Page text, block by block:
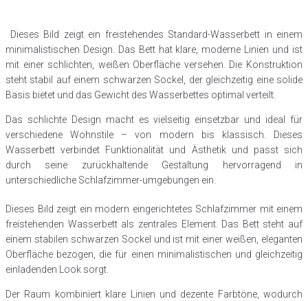
Dieses Bild zeigt ein freistehendes Standard-Wasserbett in einem
minimalistischen Design. Das Bett hat klare, moderne Linien und ist
mit einer schlichten, weißen Oberfläche versehen. Die Konstruktion
steht stabil auf einem schwarzen Sockel, der gleichzeitig eine solide
Basis bietet und das Gewicht des Wasserbettes optimal verteilt.
Das schlichte Design macht es vielseitig einsetzbar und ideal für
verschiedene Wohnstile – von modern bis klassisch. Dieses
Wasserbett verbindet Funktionalität und Ästhetik und passt sich
durch seine zurückhaltende Gestaltung hervorragend in
unterschiedliche Schlafzimmer-umgebungen ein.
Dieses Bild zeigt ein modern eingerichtetes Schlafzimmer mit einem
freistehenden Wasserbett als zentrales Element. Das Bett steht auf
einem stabilen schwarzen Sockel und ist mit einer weißen, eleganten
Oberfläche bezogen, die für einen minimalistischen und gleichzeitig
einladenden Look sorgt.
Der Raum kombiniert klare Linien und dezente Farbtöne, wodurch